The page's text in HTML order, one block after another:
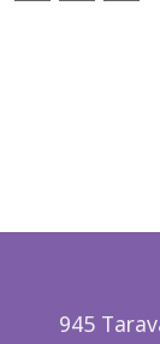
945